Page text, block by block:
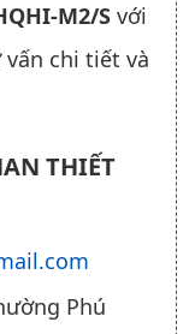
M2/S với
chi tiết và
THIẾT
Phú